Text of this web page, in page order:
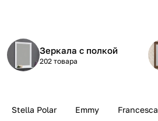
Зеркала с полкой
202 товара
Stella Polar Emmy Francesca